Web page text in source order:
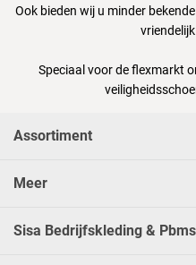
Ook bieden wij u minder
Speciaal voor de flexmarkt
Assortiment
Meer
Sisa Bedrijfskleding &